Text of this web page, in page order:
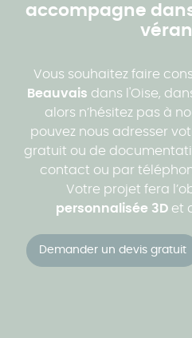
accompagne
Vous souhaitez faire
Beauvais dans l'Oise,
alors n’hésitez pas à
pouvez nous adresser
gratuit ou de
contact ou par
Votre projet fera
personnalisée 3Det
Demander un devis gratuit